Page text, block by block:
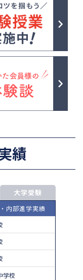
績
大学受験
内部進学実績
学校